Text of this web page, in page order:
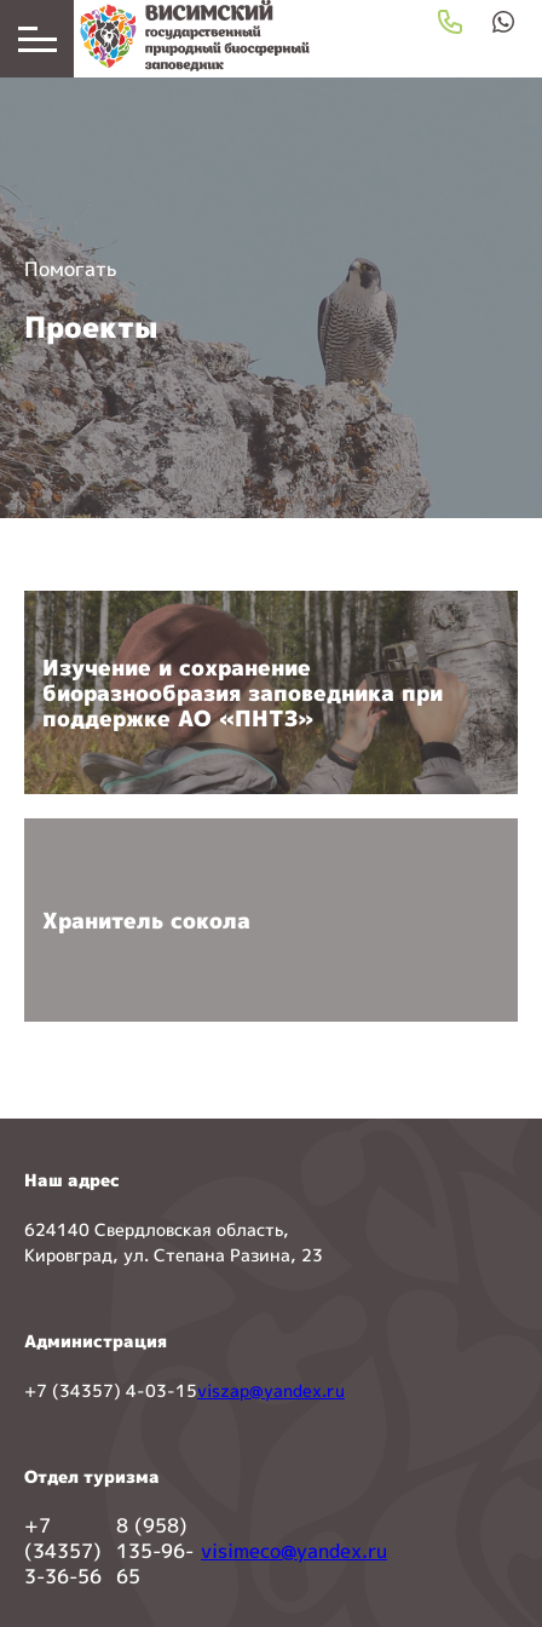
Помогать
Проекты
Изучение и сохранение
биоразнообразия заповедника при
поддержке АО «ПНТЗ»
Хранитель сокола
Наш адрес
624140 Свердловская область,
Кировград, ул. Степана Разина, 23
Администрация
+7 (34357) 4-03-15viszap@yandex.ru
Отдел туризма
+7
(34357)
3-36-56
8 (958)
135-96-
65
visimeco@yandex.ru